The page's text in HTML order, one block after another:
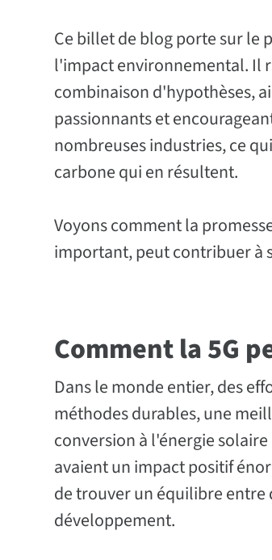
Ce billet de blog porte sur le
l'impact environnemental. Il
combinaison d'hypothèses,
passionnants et
nombreuses industries, ce
carbone qui en résultent.
Voyons comment la
important, peut contribuer à
Comment la 5G
Dans le monde entier, des
méthodes durables, une
conversion à l'énergie
avaient un impact positif
de trouver un équilibre entre
développement.